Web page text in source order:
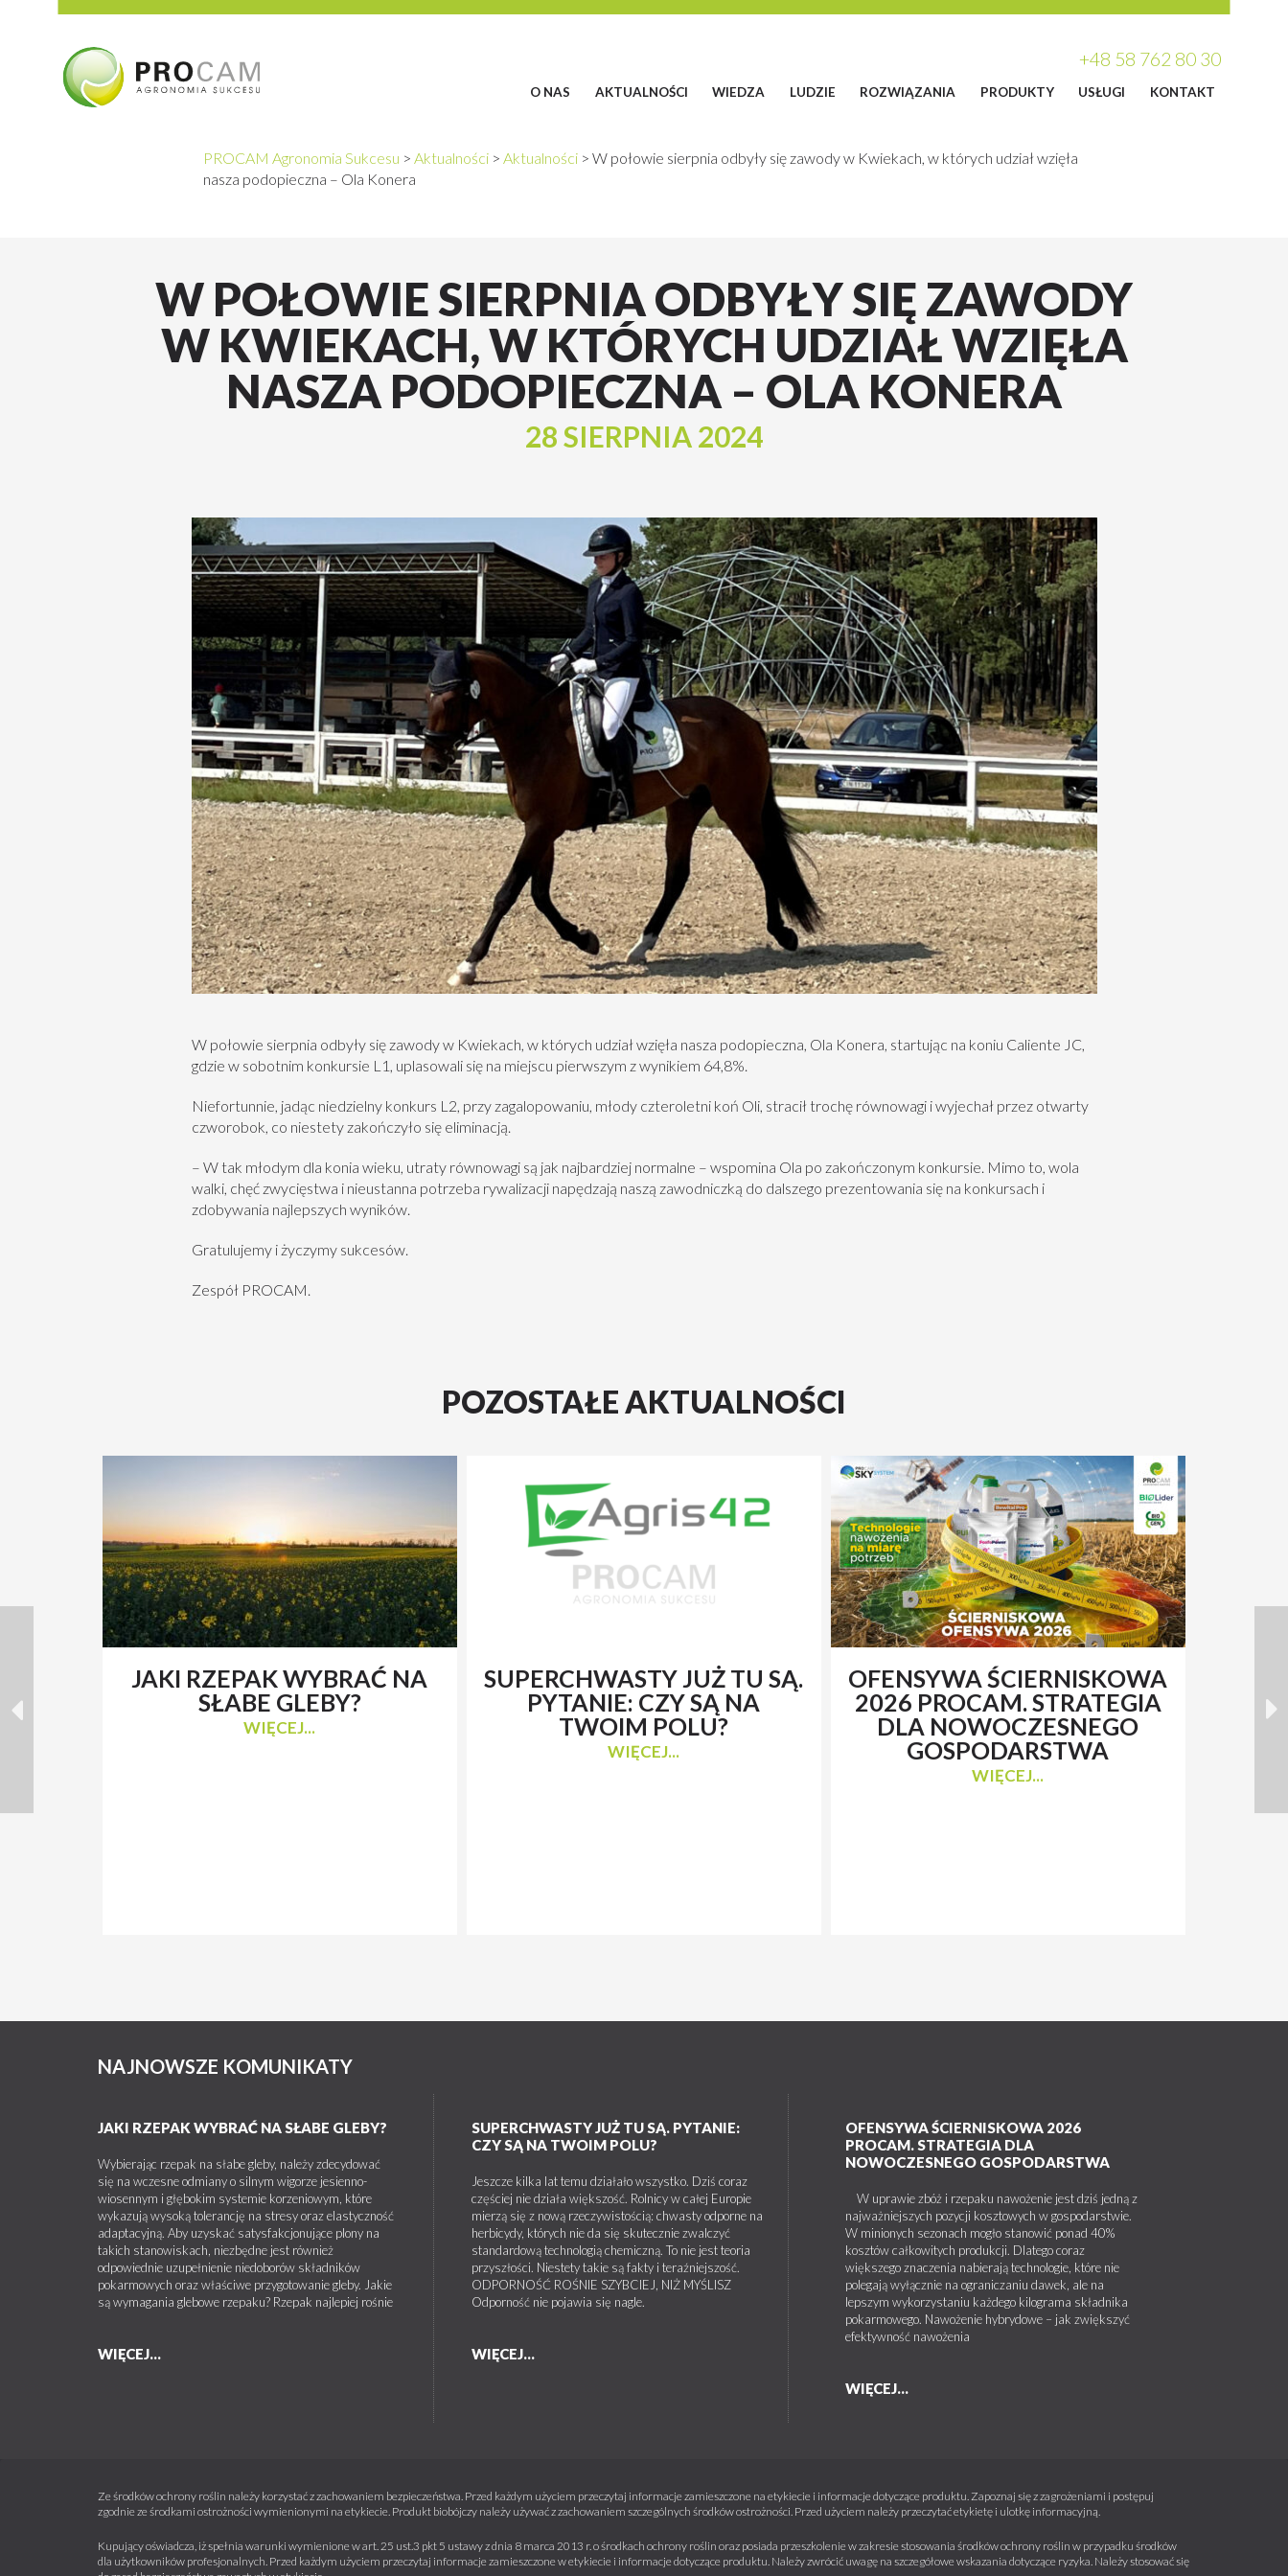
+48 58 762 80 30
O NAS AKTUALNOŚCI WIEDZA LUDZIE ROZWIĄZANIA PRODUKTY USŁUGI KONTAKT
PROCAM Agronomia Sukcesu > Aktualności > Aktualności > W połowie sierpnia odbyły się zawody w Kwiekach, w których udział wzięła
nasza podopieczna – Ola Konera
W POŁOWIE SIERPNIA ODBYŁY SIĘ ZAWODY
W KWIEKACH, W KTÓRYCH UDZIAŁ WZIĘŁA
NASZA PODOPIECZNA – OLA KONERA
28 SIERPNIA 2024
W połowie sierpnia odbyły się zawody w Kwiekach, w których udział wzięła nasza podopieczna, Ola Konera, startując na koniu Caliente JC,
gdzie w sobotnim konkursie L1, uplasowali się na miejscu pierwszym z wynikiem 64,8%.
Niefortunnie, jadąc niedzielny konkurs L2, przy zagalopowaniu, młody czteroletni koń Oli, stracił trochę równowagi i wyjechał przez otwarty
czworobok, co niestety zakończyło się eliminacją.
– W tak młodym dla konia wieku, utraty równowagi są jak najbardziej normalne – wspomina Ola po zakończonym konkursie. Mimo to, wola
walki, chęć zwycięstwa i nieustanna potrzeba rywalizacji napędzają naszą zawodniczką do dalszego prezentowania się na konkursach i
zdobywania najlepszych wyników.
Gratulujemy i życzymy sukcesów.
Zespół PROCAM.
POZOSTAŁE AKTUALNOŚCI
JAKI RZEPAK WYBRAĆ NA
SŁABE GLEBY?
WIĘCEJ...
SUPERCHWASTY JUŻ TU SĄ.
PYTANIE: CZY SĄ NA
TWOIM POLU?
WIĘCEJ...
OFENSYWA ŚCIERNISKOWA
2026 PROCAM. STRATEGIA
DLA NOWOCZESNEGO
GOSPODARSTWA
WIĘCEJ...
Z
NAJNOWSZE KOMUNIKATY
JAKI RZEPAK WYBRAĆ NA SŁABE GLEBY?
Wybierając rzepak na słabe gleby, należy zdecydować
się na wczesne odmiany o silnym wigorze jesienno-
wiosennym i głębokim systemie korzeniowym, które
wykazują wysoką tolerancję na stresy oraz elastyczność
adaptacyjną. Aby uzyskać satysfakcjonujące plony na
takich stanowiskach, niezbędne jest również
odpowiednie uzupełnienie niedoborów składników
pokarmowych oraz właściwe przygotowanie gleby. Jakie
są wymagania glebowe rzepaku? Rzepak najlepiej rośnie
WIĘCEJ...
SUPERCHWASTY JUŻ TU SĄ. PYTANIE:
CZY SĄ NA TWOIM POLU?
Jeszcze kilka lat temu działało wszystko. Dziś coraz
częściej nie działa większość. Rolnicy w całej Europie
mierzą się z nową rzeczywistością: chwasty odporne na
herbicydy, których nie da się skutecznie zwalczyć
standardową technologią chemiczną. To nie jest teoria
przyszłości. Niestety takie są fakty i teraźniejszość.
ODPORNOŚĆ ROŚNIE SZYBCIEJ, NIŻ MYŚLISZ
Odporność nie pojawia się nagle.
WIĘCEJ...
OFENSYWA ŚCIERNISKOWA 2026
PROCAM. STRATEGIA DLA
NOWOCZESNEGO GOSPODARSTWA
W uprawie zbóż i rzepaku nawożenie jest dziś jedną z
najważniejszych pozycji kosztowych w gospodarstwie.
W minionych sezonach mogło stanowić ponad 40%
kosztów całkowitych produkcji. Dlatego coraz
większego znaczenia nabierają technologie, które nie
polegają wyłącznie na ograniczaniu dawek, ale na
lepszym wykorzystaniu każdego kilograma składnika
pokarmowego. Nawożenie hybrydowe – jak zwiększyć
efektywność nawożenia
WIĘCEJ...
Ze środków ochrony roślin należy korzystać z zachowaniem bezpieczeństwa. Przed każdym użyciem przeczytaj informacje zamieszczone na etykiecie i informacje dotyczące produktu. Zapoznaj się z zagrożeniami i postępuj
zgodnie ze środkami ostrożności wymienionymi na etykiecie. Produkt biobójczy należy używać z zachowaniem szczególnych środków ostrożności. Przed użyciem należy przeczytać etykietę i ulotkę informacyjną.
Kupujący oświadcza, iż spełnia warunki wymienione w art. 25 ust.3 pkt 5 ustawy z dnia 8 marca 2013 r. o środkach ochrony roślin oraz posiada przeszkolenie w zakresie stosowania środków ochrony roślin w przypadku środków
dla użytkowników profesjonalnych. Przed każdym użyciem przeczytaj informacje zamieszczone w etykiecie i informacje dotyczące produktu. Należy zwrócić uwagę na szczegółowe wskazania dotyczące ryzyka. Należy stosować się